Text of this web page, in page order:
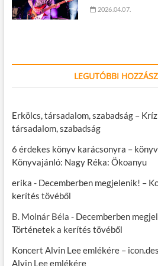
2026.04.07.
LEGUTÓBBI
Erkölcs, társadalom, szabadság –
társadalom, szabadság
6 érdekes könyv karácsonyra –
Könyvajánló: Nagy Réka: Ökoanyu
erika - Decemberben megjelenik! –
kerítés tövéből
B. Molnár Béla - Decemberben
Történetek a kerítés tövéből
Koncert Alvin Lee emlékére –
Alvin Lee emlékére